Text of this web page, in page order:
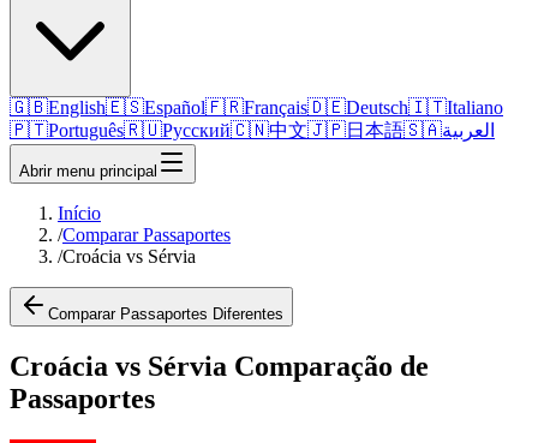
🇬🇧English🇪🇸Español🇫🇷Français🇩🇪Deutsch🇮🇹Italiano
🇵🇹Português🇷🇺Русский🇨🇳中文🇯🇵日本語🇸🇦العربية
Abrir menu principal
Início
/Comparar Passaportes
/Croácia vs Sérvia
Comparar Passaportes Diferentes
Croácia vs Sérvia Comparação de
Passaportes